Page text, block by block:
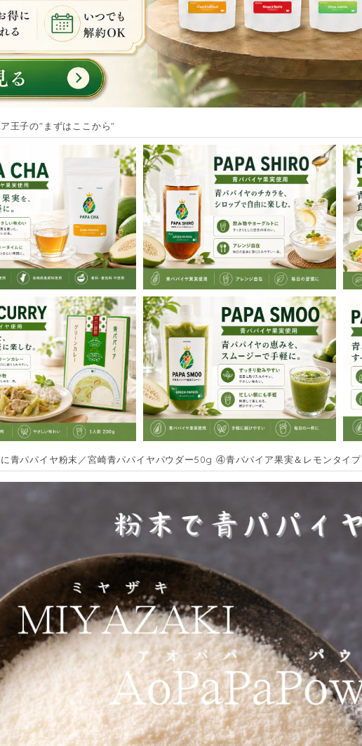
王子の"まずはここから"
青パパイヤ粉末／宮崎青パパイヤパウダー50g ④青パパイア果実＆レモンタイプ